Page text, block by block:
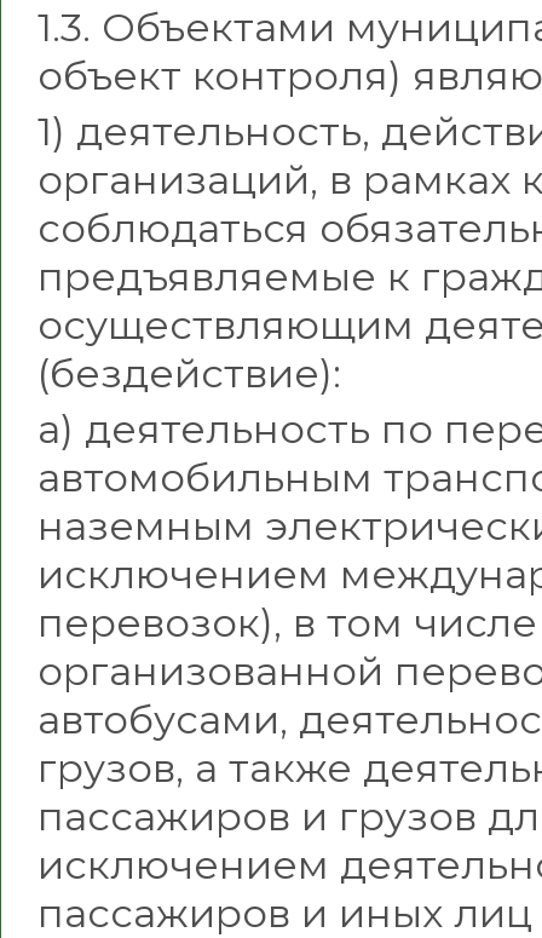
1.3. Объектами
объект контроля)
1) деятельность,
организаций, в рамках
соблюдаться
предъявляемые к
осуществляющим
(бездействие):
а) деятельность по
автомобильным
наземным
исключением
перевозок), в том
организованной
автобусами,
грузов, а также
пассажиров и грузов
исключением
пассажиров и иных лиц